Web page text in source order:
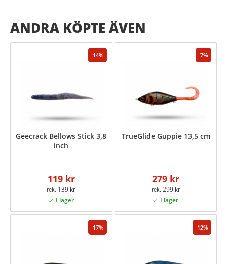
ANDRA KÖPTE ÄVEN
14
Geecrack Bellows Stick 3,8
inch
119 kr
139 kr
7
TrueGlide Guppie 13,5 cm
279 kr
299 kr
17 12